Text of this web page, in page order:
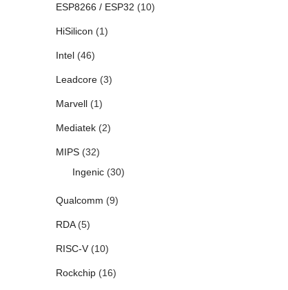
ESP8266 / ESP32 (10)
HiSilicon (1)
Intel(46)
Leadcore(3)
Marvell(1)
Mediatek(2)
MIPS(32)
Ingenic(30)
Qualcomm (9)
RDA(5)
RISC-V(10)
Rockchip(16)